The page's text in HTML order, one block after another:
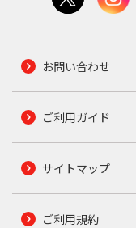
お問い合わせ
ご利用ガイド
サイトマップ
ご利用規約